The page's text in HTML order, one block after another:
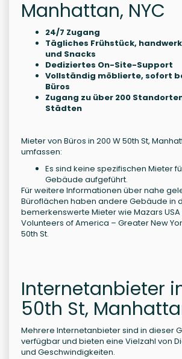
Manhattan, NYC
24/7 Zugang
Tägliches Frühstück,
und Snacks
Dediziertes On-Site-Support
Vollständig möblierte, sofort
Büros
Zugang zu über 200
Städten
Mieter von Büros in 200 W 50th St,
umfassen:
Es sind keine spezifischen Mieter
Gebäude aufgeführt.
Für weitere Informationen über nahe
Büroflächen haben andere Gebäude in
bemerkenswerte Mieter wie Mazars USA
Volunteers of America – Greater New
50th St.
Internetanbieter
50th St,
Mehrere Internetanbieter sind in dieser
verfügbar und bieten eine Vielzahl von
und Geschwindigkeiten.